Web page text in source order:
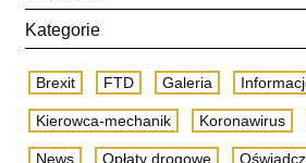
Kategorie
Brexit FTD Galeria
Kierowca-mechanik Koronawirus
News Opłaty drogowe